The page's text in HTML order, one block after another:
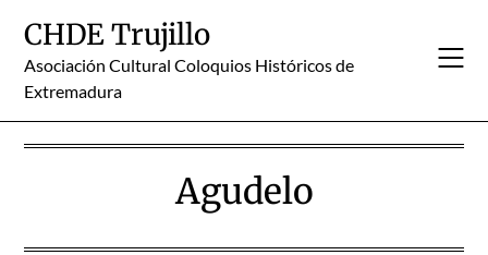
content
CHDE Trujillo
Asociación Cultural Coloquios Históricos de
Extremadura
Agudelo